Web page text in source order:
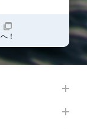
へ！